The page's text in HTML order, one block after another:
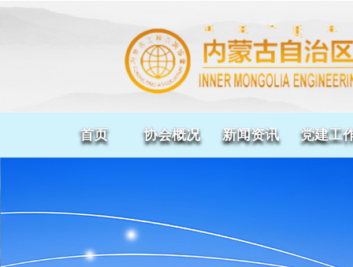
首页 协会概况 新闻资讯 党建工